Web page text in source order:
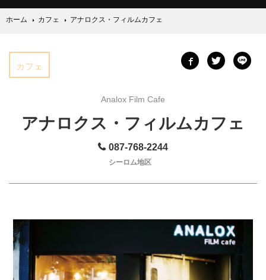
ホーム カフェ アナロクス・フィルムカフェ
カフェ
Analox Film Cafe
アナロクス・フィルムカフェ
087-768-2244
シーロム地区